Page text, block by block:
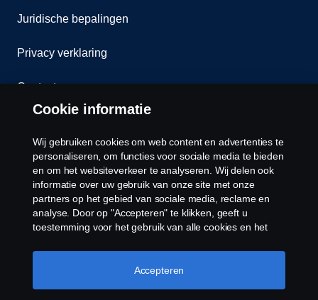
Juridische bepalingen
Privacy verklaring
Contact
Cookiebeleid
Cookies
Cookie informatie
Wij gebruiken cookies om web content en advertenties te
personaliseren, om functies voor sociale media te bieden
en om het websiteverkeer te analyseren. Wij delen ook
informatie over uw gebruik van onze site met onze
partners op het gebied van sociale media, reclame en
analyse. Door op "Accepteren" te klikken, geeft u
toestemming voor het gebruik van alle cookies en het
door op "Cookie Instellingen" te klikken en de
categorieën te selecteren die u wilt accepteren. Voor een
Accepteren